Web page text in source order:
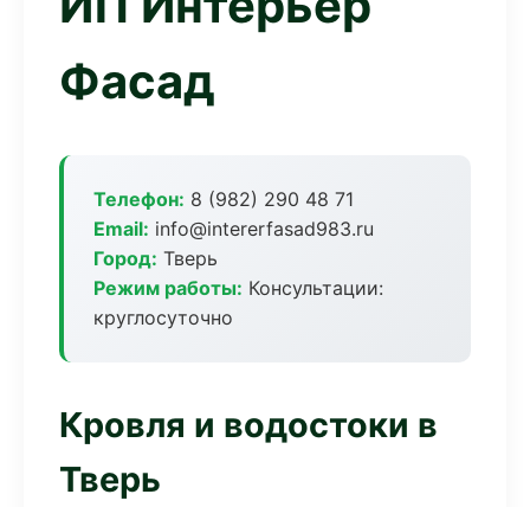
Фасад
Телефон: 8 (982) 290 48 71
Email: info@intererfasad983.ru
Город: Тверь
Режим работы: Консультации:
круглосуточно
Кровля и водостоки в
Тверь